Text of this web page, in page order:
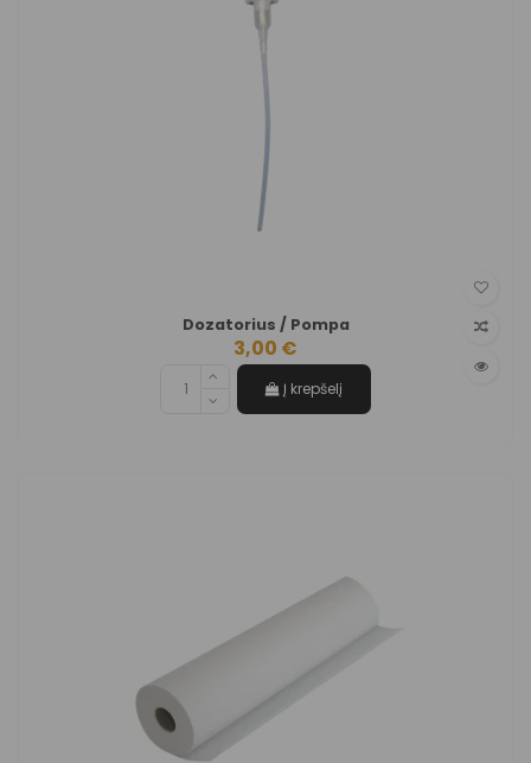
Dozatorius / Pompa
3,00 €
Į krepšelį